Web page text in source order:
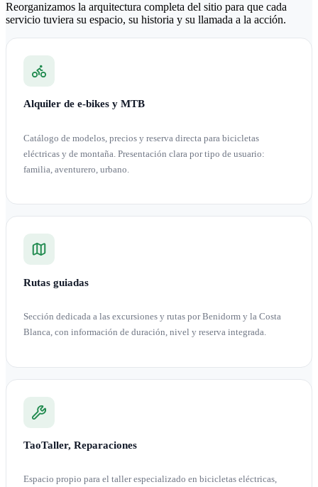
Reorganizamos la arquitectura completa del sitio para que cada
servicio tuviera su espacio, su historia y su llamada a la acción.
Alquiler de e-bikes y MTB
Catálogo de modelos, precios y reserva directa para bicicletas
eléctricas y de montaña. Presentación clara por tipo de usuario:
familia, aventurero, urbano.
Rutas guiadas
Sección dedicada a las excursiones y rutas por Benidorm y la Costa
Blanca, con información de duración, nivel y reserva integrada.
TaoTaller, Reparaciones
Espacio propio para el taller especializado en bicicletas eléctricas,